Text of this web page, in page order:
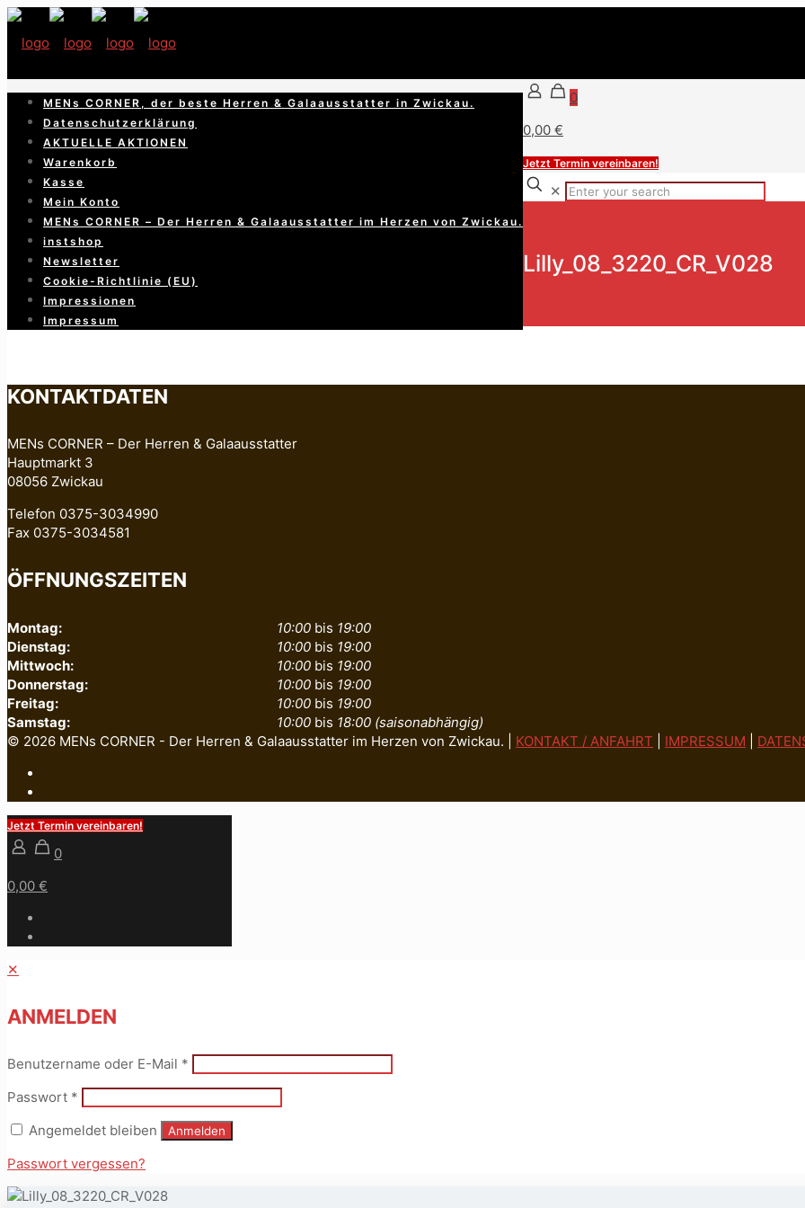
MENs CORNER, der beste Herren & Galaausstatter in Zwickau.
Datenschutzerklärung
AKTUELLE AKTIONEN
Warenkorb
Kasse
Mein Konto
MENs CORNER – Der Herren & Galaausstatter im Herzen von Zwickau.
instshop
Newsletter
Cookie-Richtlinie (EU)
Impressionen
Impressum
0
0,00 €
Jetzt Termin vereinbaren!
✕
Lilly_08_3220_CR_V028
KONTAKTDATEN
MENs CORNER – Der Herren & Galaausstatter
Hauptmarkt 3
08056 Zwickau
Telefon 0375-3034990
Fax 0375-3034581
ÖFFNUNGSZEITEN
Montag:
Dienstag:
Mittwoch:
Donnerstag:
Freitag:
Samstag:
10:00 bis 19:00
10:00 bis 19:00
10:00 bis 19:00
10:00 bis 19:00
10:00 bis 19:00
10:00 bis 18:00 (saisonabhängig)
© 2026 MENs CORNER - Der Herren & Galaausstatter im Herzen von Zwickau. | KONTAKT / ANFAHRT IMPRESSUM
Jetzt Termin vereinbaren!
0
0,00 €
✕
ANMELDEN
Benutzername oder E-Mail *
Passwort *
Angemeldet bleiben
Anmelden
Passwort vergessen?